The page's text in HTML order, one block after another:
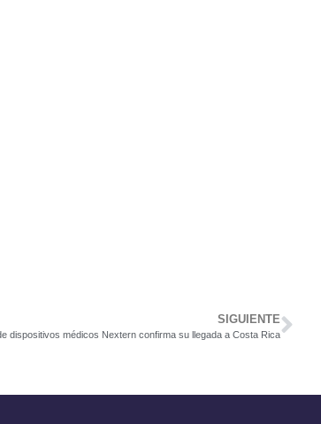
SIGUIENTE
dispositivos médicos Nextern confirma su llegada a Costa Rica